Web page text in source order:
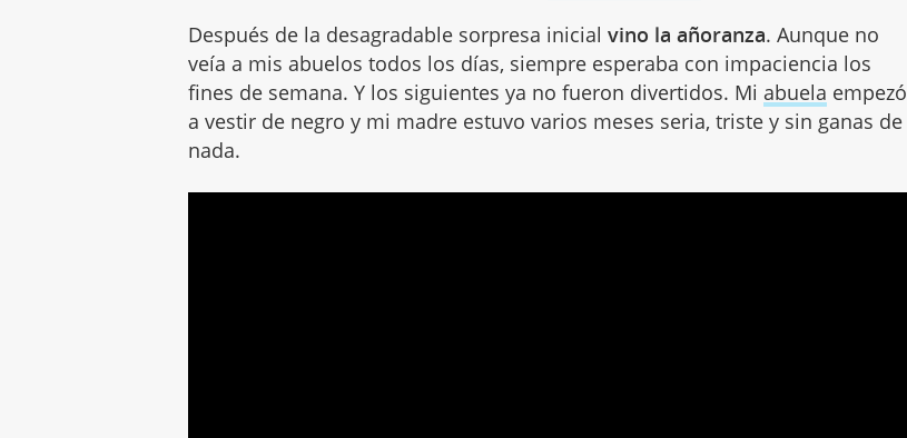
Después de la desagradable sorpresa inicialvino la añoranza. Aunque no
veía a mis abuelos todos los días, siempre esperaba con impaciencia los
fines de semana. Y los siguientes ya no fueron divertidos. Mi abuela empezó
a vestir de negro y mi madre estuvo varios meses seria, triste y sin ganas de
nada.